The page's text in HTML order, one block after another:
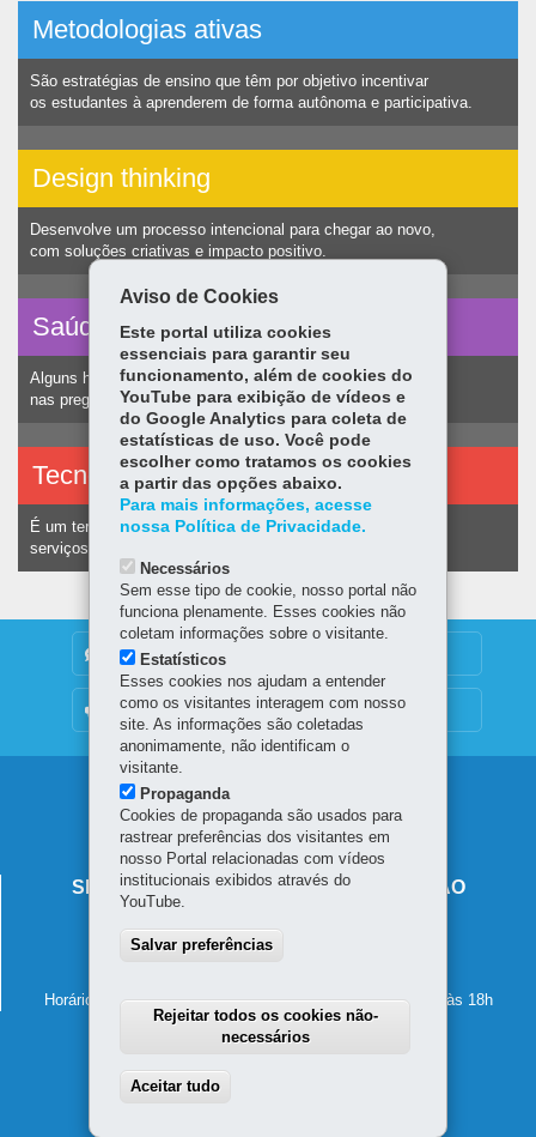
Metodologias ativas
São estratégias de ensino que têm por objetivo incentivar
os estudantes à aprenderem de forma autônoma e participativa.
Design thinking
Desenvolve um processo intencional para chegar ao novo,
com soluções criativas e impacto positivo.
Saúde vocal
Alguns hábitos humanos podem ocasionar nódulos
nas pregas vocais e consequentemente alteração na voz.
Tecnologias assistivas
É um termo utilizado para identificar recursos e
serviços voltados a pessoas com deficiência.
DENUNCIE CORRUPÇÃO
OUVIDORIA
Navegação
principal
SECRETARIA DE ESTADO DA EDUCAÇÃO
80610-011-Curitiba
Horário de atendimento: de segunda a sexta-feira, das 8h às 18h
Aviso de Cookies
Este portal utiliza cookies
essenciais para garantir seu
funcionamento, além de cookies do
YouTube para exibição de vídeos e
do Google Analytics para coleta de
estatísticas de uso. Você pode
escolher como tratamos os cookies
a partir das opções abaixo.
Para mais informações, acesse
nossa Política de Privacidade.
Necessários
Sem esse tipo de cookie, nosso portal não
funciona plenamente. Esses cookies não
coletam informações sobre o visitante.
Estatísticos
Esses cookies nos ajudam a entender
como os visitantes interagem com nosso
site. As informações são coletadas
anonimamente, não identificam o
visitante.
Propaganda
Cookies de propaganda são usados para
rastrear preferências dos visitantes em
nosso Portal relacionadas com vídeos
institucionais exibidos através do
YouTube.
Salvar preferências
Rejeitar todos os cookies não-
necessários
Aceitar tudo